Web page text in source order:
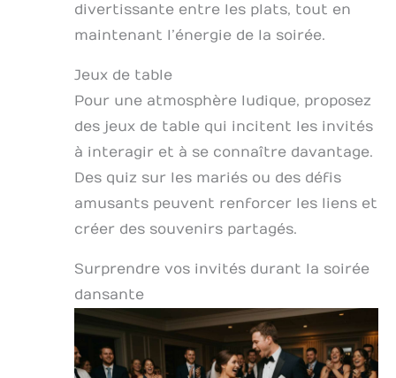
divertissante entre les plats, tout en
maintenant l’énergie de la soirée.
Jeux de table
Pour une atmosphère ludique, proposez
des jeux de table qui incitent les invités
à interagir et à se connaître davantage.
Des quiz sur les mariés ou des défis
amusants peuvent renforcer les liens et
créer des souvenirs partagés.
Surprendre vos invités durant la soirée
dansante